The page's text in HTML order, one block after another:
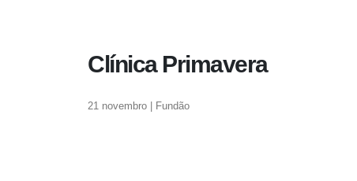
Clínica Primavera
21 novembro | Fundão